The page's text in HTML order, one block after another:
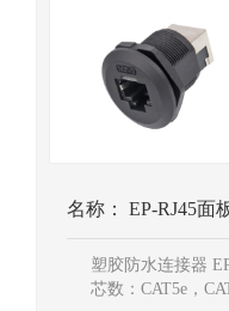
名称： EP-RJ45面
塑胶防水连接器
芯数：CAT5e，